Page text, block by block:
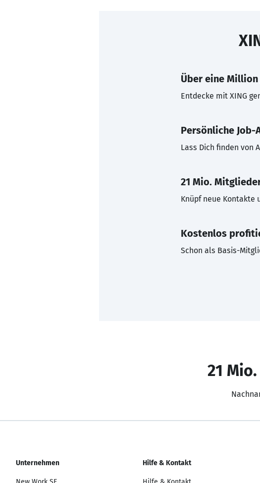
Über eine Million
Entdecke mit XING
Persönliche Job-
Lass Dich finden von
21 Mio.
Knüpf neue Kontakte
Kostenlos
Schon als Basis-
21
Unternehmen Hilfe & Kontakt